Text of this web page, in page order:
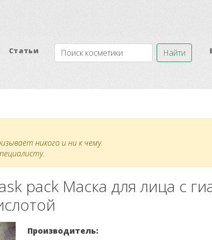
Статьи Найти
никого и ни к чему.
pack Маска для лица с
Производитель: